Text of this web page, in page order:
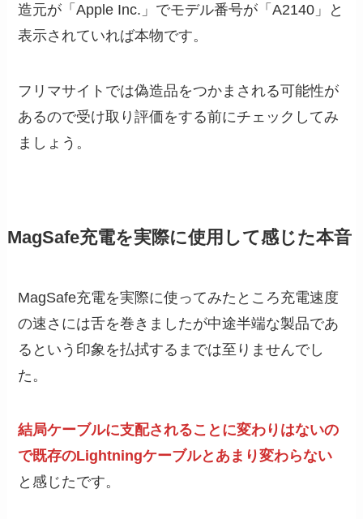
造元が「Apple Inc.」でモデル番号が「A2140」と
表示されていれば本物です。
フリマサイトでは偽造品をつかまされる可能性が
あるので受け取り評価をする前にチェックしてみ
ましょう。
MagSafe充電を実際に使用して感じた本音
MagSafe充電を実際に使ってみたところ充電速度
の速さには舌を巻きましたが中途半端な製品であ
るという印象を払拭するまでは至りませんでし
た。
結局ケーブルに支配されることに変わりはないの
で既存のLightningケーブルとあまり変わらない
と感じたです。